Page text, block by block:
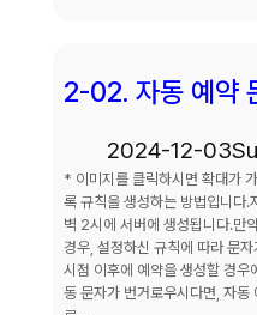
2-02. 자동 예약
2024-12-03
* 이미지를 클릭하시면 확대가
록 규칙을 생성하는 방법입니다.
벽 2시에 서버에 생성됩니다.만
경우, 설정하신 규칙에 따라 문
시점 이후에 예약을 생성할 경
동 문자가 번거로우시다면, 자